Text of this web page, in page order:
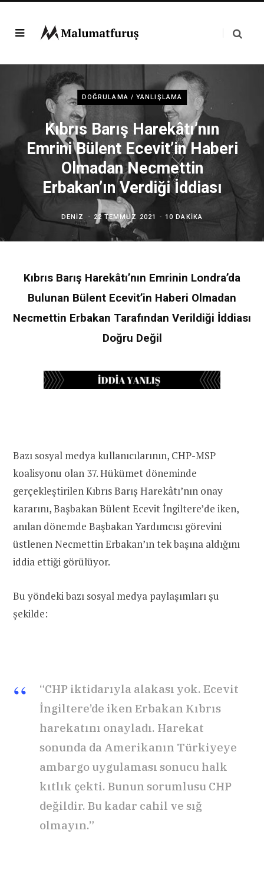
DOĞRULAMA / YANLIŞLAMA
Kıbrıs Barış Harekâtı’nın
Emrini Bülent Ecevit’in Haberi
Olmadan Necmettin
Erbakan’ın Verdiği İddiası
DENIZ 22 TEMMUZ 2021 10 DAKIKA
Kıbrıs Barış Harekâtı’nın Emrinin Londra’da
Bulunan Bülent Ecevit’in Haberi Olmadan
Necmettin Erbakan Tarafından Verildiği İddiası
Doğru Değil
Bazı sosyal medya kullanıcılarının, CHP-MSP
koalisyonu olan 37. Hükümet döneminde
gerçekleştirilen Kıbrıs Barış Harekâtı’nın onay
kararını, Başbakan Bülent Ecevit İngiltere’de iken,
anılan dönemde Başbakan Yardımcısı görevini
üstlenen Necmettin Erbakan’ın tek başına aldığını
iddia ettiği görülüyor.
Bu yöndeki bazı sosyal medya paylaşımları şu
şekilde:
“CHP iktidarıyla alakası yok. Ecevit
İngiltere’de iken Erbakan Kıbrıs
harekatını onayladı. Harekat
sonunda da Amerikanın Türkiyeye
ambargo uygulaması sonucu halk
kıtlık çekti. Bunun sorumlusu CHP
değildir. Bu kadar cahil ve sığ
olmayın.”